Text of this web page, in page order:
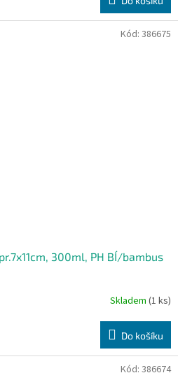
300ml, PH BÍ/bambus
Skladem (1 ks)
Do košíku
Kód: 386675
Kód: 386674